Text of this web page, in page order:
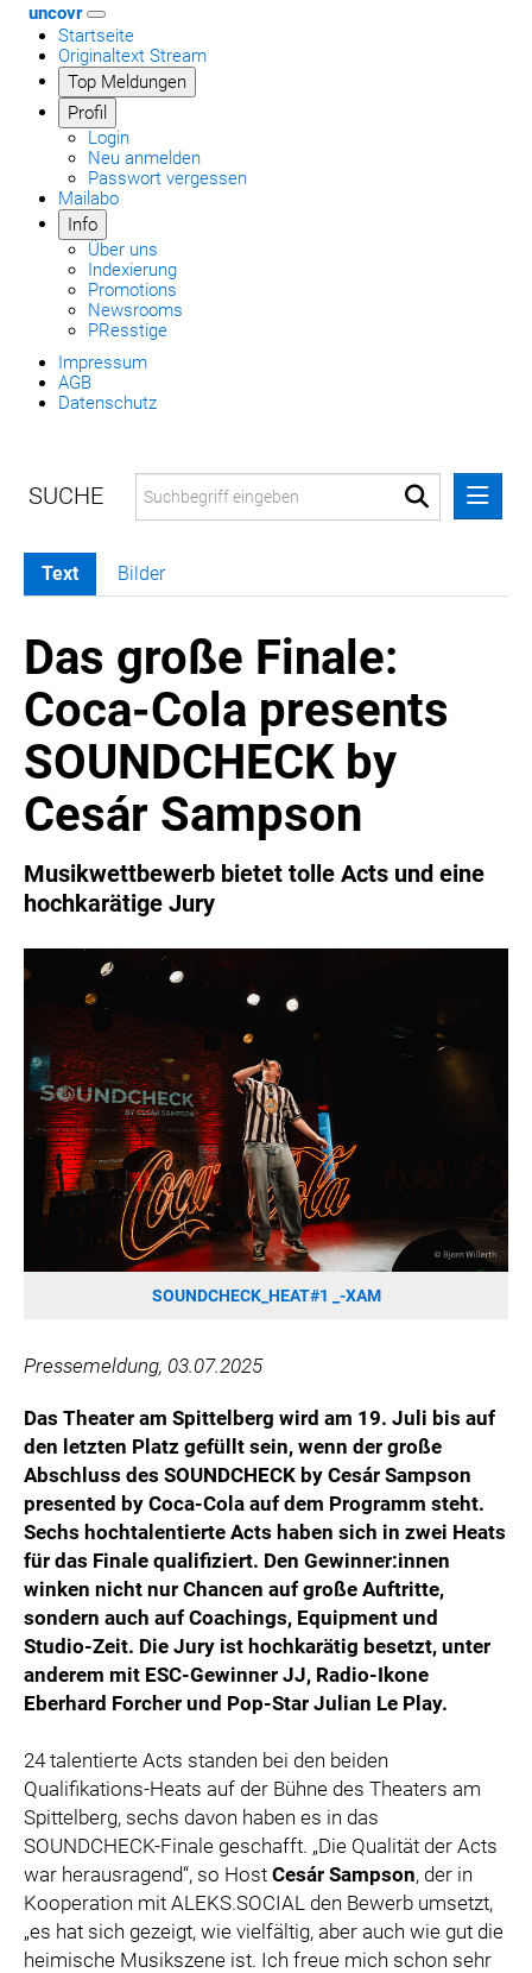
uncovr
Startseite
Originaltext Stream
Top Meldungen
Profil
Login
Neu anmelden
Passwort vergessen
Mailabo
Info
Über uns
Indexierung
Promotions
Newsrooms
PResstige
Impressum
AGB
Datenschutz
MELDUNGEN
COCA-COLA
Coca-Cola CUP
COCA-COLA HBC ÖSTERREICH
RÖMERQUELLE
ÖSTERREICHISCHE SPORTHILFE
KESCH
BARFLY'S CLUB
SPORTS MEDIA AUSTRIA
RECYCLEMICH-INITIATIVE
VIER HOCH VIER
ALFIES
HANNERSBERG
WILHELM-EXNER-MEDAILLEN STIFTUNG
ADMIRAL SPORTWETTEN
EWP RECYCLING PFAND ÖSTERREICH
ANNEMARIE CHARITY
IMPERIAL MARKETS
TRÄGERVEREIN EINWEGPFAND
MEDIA
LOGOS
COCA COLA
PRESSEKONTAKT
Text Bilder
Das große Finale:
Coca-Cola presents
SOUNDCHECK by
Cesár Sampson
Musikwettbewerb bietet tolle Acts und eine
hochkarätige Jury
SOUNDCHECK_HEAT#1 _-XAM
Pressemeldung, 03.07.2025
Das Theater am Spittelberg wird am 19. Juli bis auf
den letzten Platz gefüllt sein, wenn der große
Abschluss des SOUNDCHECK by Cesár Sampson
presented by Coca-Cola auf dem Programm steht.
Sechs hochtalentierte Acts haben sich in zwei Heats
für das Finale qualifiziert. Den Gewinner:innen
winken nicht nur Chancen auf große Auftritte,
sondern auch auf Coachings, Equipment und
Studio-Zeit. Die Jury ist hochkarätig besetzt, unter
anderem mit ESC-Gewinner JJ, Radio-Ikone
Eberhard Forcher und Pop-Star Julian Le Play.
24 talentierte Acts standen bei den beiden
Qualifikations-Heats auf der Bühne des Theaters am
Spittelberg, sechs davon haben es in das
SOUNDCHECK-Finale geschafft. „Die Qualität der Acts
war herausragend“, so Host Cesár Sampson, der in
Kooperation mit ALEKS.SOCIAL den Bewerb umsetzt,
„es hat sich gezeigt, wie vielfältig, aber auch wie gut die
heimische Musikszene ist. Ich freue mich schon sehr